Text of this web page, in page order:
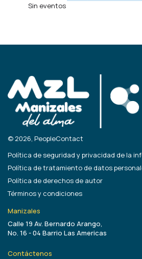
Sin eventos
© 2026, PeopleContact
Política de seguridad y privacidad de la
Política de tratamiento de datos
Política de derechos de autor
Términos y condiciones
Manizales
Calle 19 Av. Bernardo Arango,
No. 16 - 04 Barrio Las Americas
Contáctenos